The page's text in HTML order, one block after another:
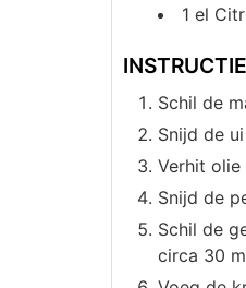
1 el
Schil de
Snijd de
Verhit olie
Snijd de
Schil de
circa 30